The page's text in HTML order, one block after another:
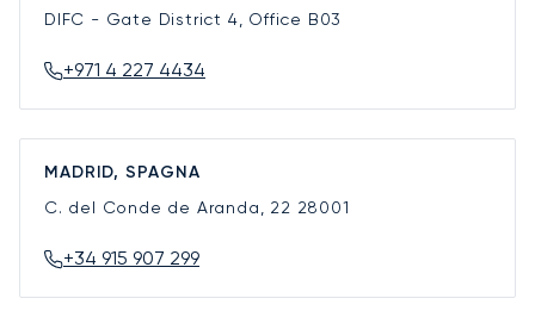
DIFC - Gate District 4, Office B03
+971 4 227 4434
MADRID, SPAGNA
C. del Conde de Aranda, 22 28001
+34 915 907 299